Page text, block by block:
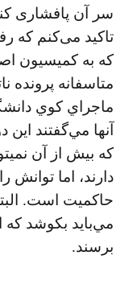
سر آن پافشاری
تاكيد می‌كنم كه
كه به كميسيون
ماجراي كوي
آنها مي‌گفتند
كه بيش از آن
دارند، اما توانش
حاكميت است.
مي‌بايد بكوشد كه
برسند.